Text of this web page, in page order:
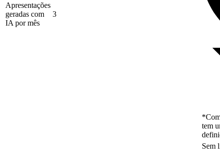
Apresentações
geradas com
IA por mês
3
tem
Sem